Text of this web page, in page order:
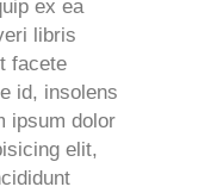
ex ea
libris
facete
id, insolens
ipsum dolor
elit,